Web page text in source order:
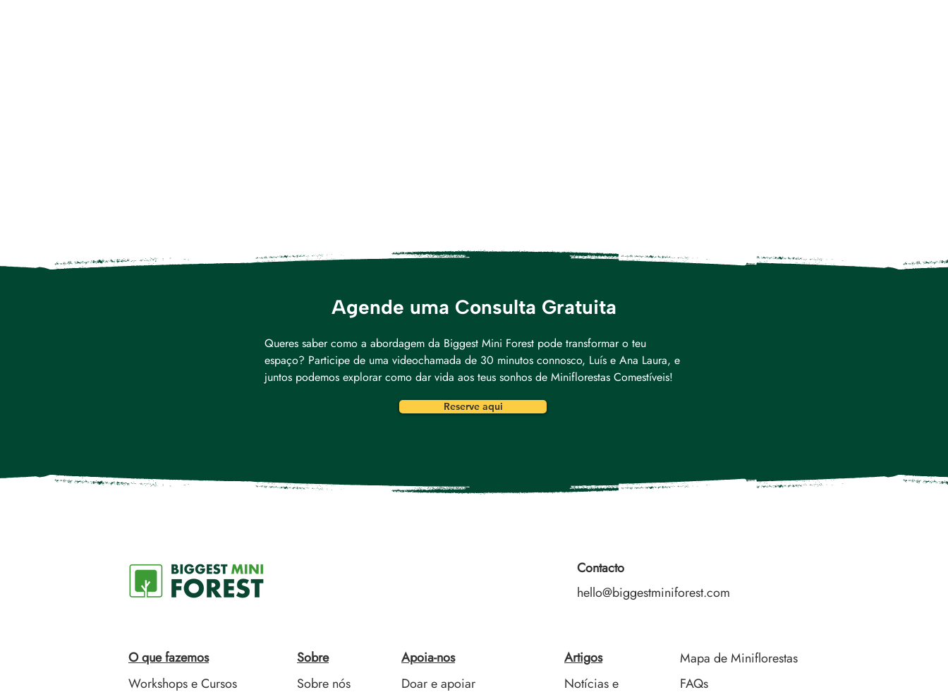
Agende uma Consulta Gratuita
Queres saber como a abordagem da Biggest Mini Forest pode transformar o teu
espaço? Participe de uma videochamada de 30 minutos connosco, Luís e Ana Laura, e
juntos podemos explorar como dar vida aos teus sonhos de Miniflorestas Comestíveis!
Reserve aqui
Contacto
hello@biggestminiforest.com
O que fazemos
Workshops e Cursos
Sobre
Sobre nós
Apoia-nos
Doar e apoiar
Artigos
Notícias e
Mapa de Miniflorestas
FAQs